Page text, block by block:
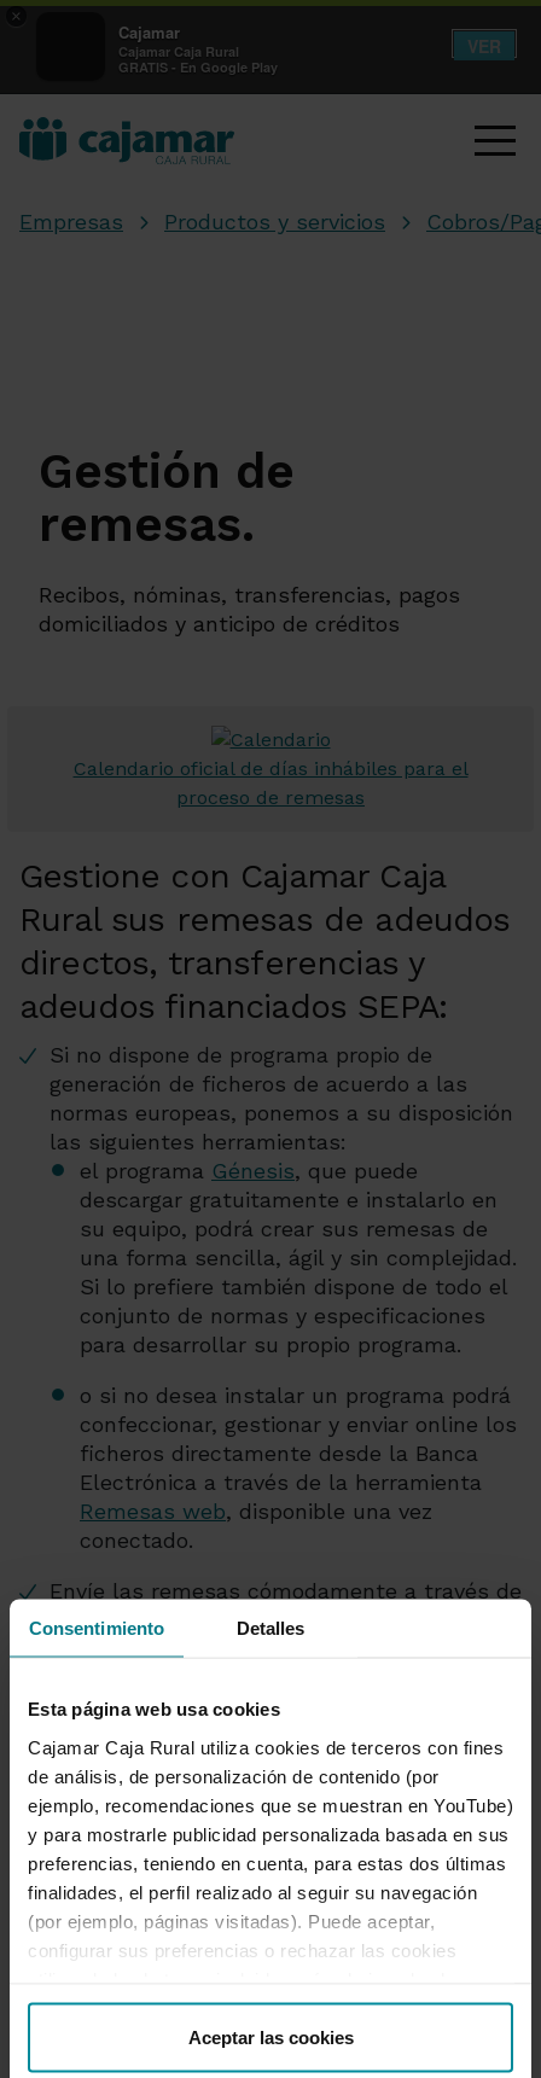
Consentimiento Detalles
Esta página web usa cookies
Cajamar Caja Rural utiliza cookies de terceros con fines
de análisis, de personalización de contenido (por
ejemplo, recomendaciones que se muestran en YouTube)
y para mostrarle publicidad personalizada basada en sus
preferencias, teniendo en cuenta, para estas dos últimas
finalidades, el perfil realizado al seguir su navegación
(por ejemplo, páginas visitadas). Puede aceptar,
configurar sus preferencias o rechazar las cookies
“Detalles”. También puede obtener más información, así
como cambiar el consentimiento en cualquier momento
desde nuestraPolítica de Cookies.
Aceptar las cookies
×
Cajamar
Cajamar Caja Rural
GRATIS - En Google Play
VER
Empresas Productos y servicios Cobros/
Gestión de
remesas.
Recibos, nóminas, transferencias, pagos
domiciliados y anticipo de créditos
Calendario oficial de días inhábiles para el
proceso de remesas
Gestione con Cajamar Caja
Rural sus remesas de adeudos
directos, transferencias y
adeudos financiados SEPA:
Si no dispone de programa propio de
generación de ficheros de acuerdo a las
normas europeas, ponemos a su disposición
las siguientes herramientas:
el programa Génesis, que puede
descargar gratuitamente e instalarlo en
su equipo, podrá crear sus remesas de
una forma sencilla, ágil y sin complejidad.
Si lo prefiere también dispone de todo el
conjunto de normas y especificaciones
para desarrollar su propio programa.
o si no desea instalar un programa podrá
confeccionar, gestionar y enviar online los
ficheros directamente desde la Banca
Electrónica a través de la herramienta
Remesas web, disponible una vez
conectado.
Envíe las remesas cómodamente a través de
la Banca Electrónica, con una gestión en
Conozca información detallada y el estado
Cajamar Caja Rural.
Obtenga por banca electrónica la
información de los recibos devueltos y las
variaciones de cuenta de los librados.
Solicite el alta como emisor de remesas en su
oficina de Cajamar Caja Rural
Pago a Proveedores y Nóminas
Gestión de recibos